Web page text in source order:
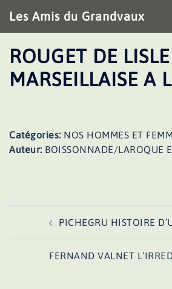
au
contenu
Les Amis du Grandvaux
ROUGET DE
MARSEILLAISE A
Catégories: NOS HOMMES ET
Auteur: BOISSONNADE/LAROQUE
d’articlePICHEGRU HISTOIRE
FERNAND VALNET